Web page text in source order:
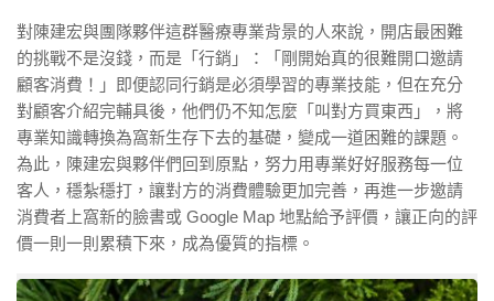
對陳建宏與團隊夥伴這群醫療專業背景的人來說，開店最困難
的挑戰不是沒錢，而是「行銷」：「剛開始真的很難開口邀請
顧客消費！」即便認同行銷是必須學習的專業技能，但在充分
對顧客介紹完輔具後，他們仍不知怎麼「叫對方買東西」，將
專業知識轉換為窩新生存下去的基礎，變成一道困難的課題。
為此，陳建宏與夥伴們回到原點，努力用專業好好服務每一位
客人，穩紮穩打，讓對方的消費體驗更加完善，再進一步邀請
消費者上窩新的臉書或 Google Map 地點給予評價，讓正向的評
價一則一則累積下來，成為優質的指標。